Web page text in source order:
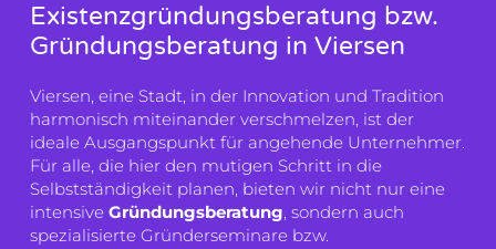
Existenzgründungsberatung bzw.
Gründungsberatung in Viersen
Viersen, eine Stadt, in der Innovation und Tradition
harmonisch miteinander verschmelzen, ist der
ideale Ausgangspunkt für angehende Unternehmer.
Für alle, die hier den mutigen Schritt in die
Selbstständigkeit planen, bieten wir nicht nur eine
intensiveGründungsberatung, sondern auch
spezialisierte Gründerseminare bzw.